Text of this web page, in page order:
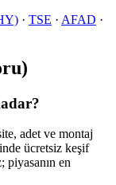
· TSE · AFAD ·
adet ve montaj
ücretsiz keşif
piyasanın en